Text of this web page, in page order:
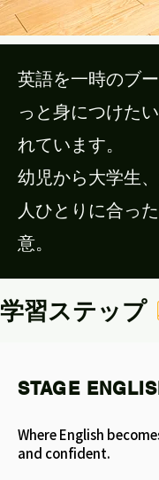
英語を一時のブ
っと身につけた
れています。
幼児から大学生
人ひとりに合っ
意。
学習ステップ
STAGE
Where English
and confident.